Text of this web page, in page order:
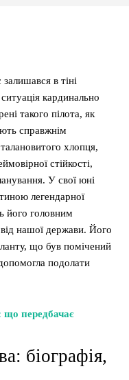
в тіні
кардинально
такого пілота, як
справжнім
хлопця,
стійкості,
У свої юні
легендарної
його головним
нашої держави. Його
що був помічений
подолати
що передбачає
біографія,